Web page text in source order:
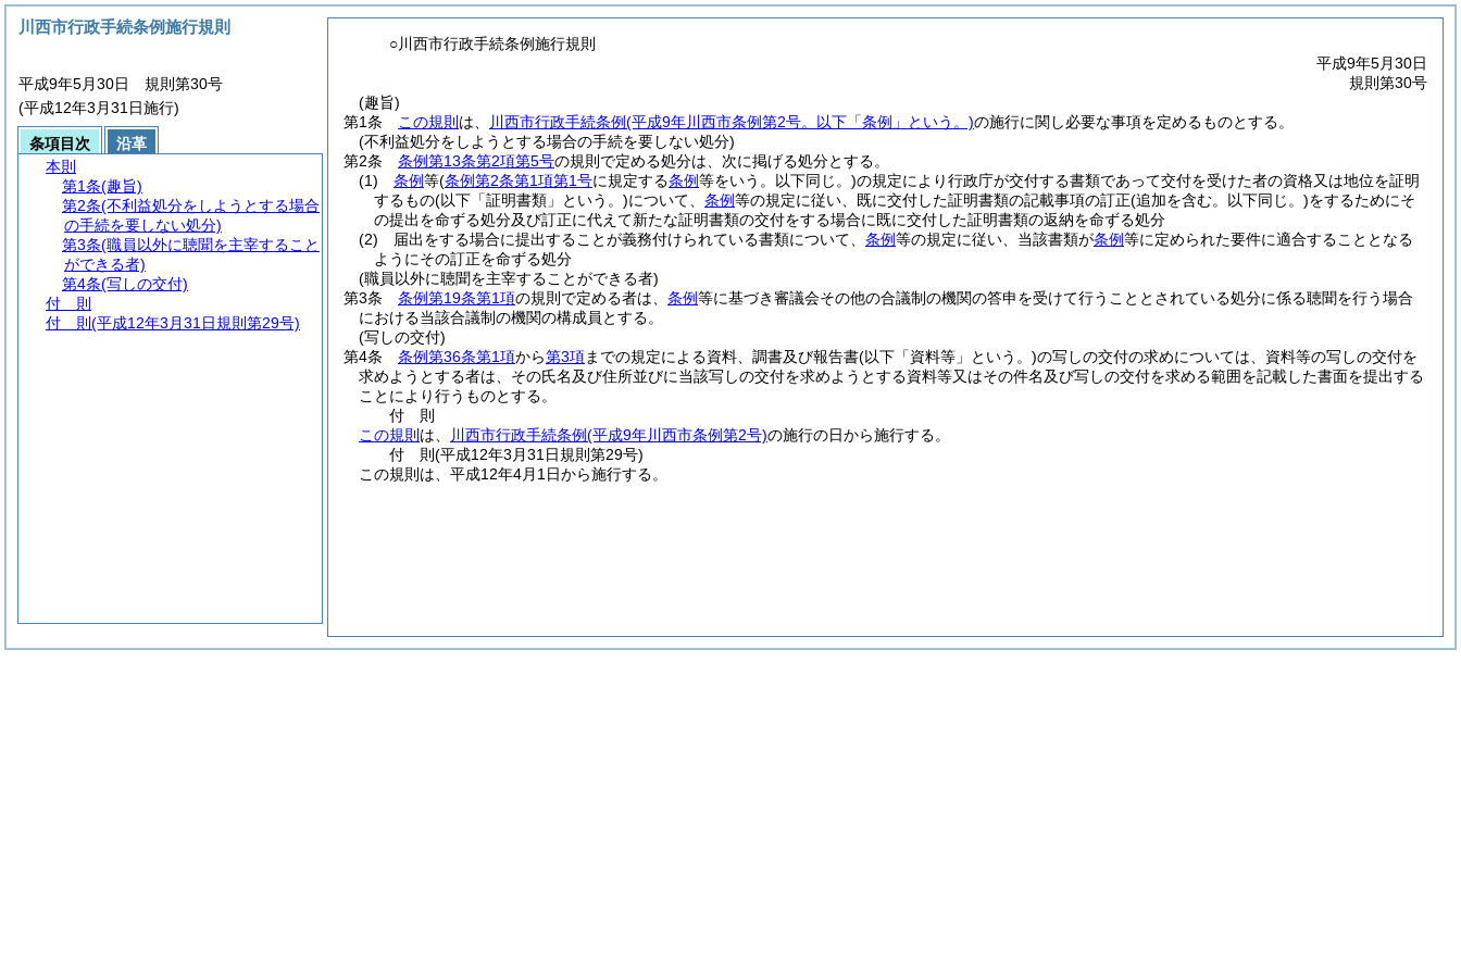
○川西市行政手続条例施行規則
平成9年5月30日
規則第30号
(趣旨)
第1条
この規則 は、 川西市行政手続条例(平成9年川西市条例第2号。以下「条例」という。)の施行に関し必要な事項を定めるものとする。
(不利益処分をしようとする場合の手続を要しない処分)
第2条
条例第13条第2項第5号の規則で定める処分は、次に掲げる処分とする。
(1)
条例等(条例第2条第1項第1号に規定する条例等をいう。以下同じ。)の規定により行政庁が交付する書類であって交付を受けた者の資格又は地位を証明
するもの(以下「証明書類」という。)について、 条例等の規定に従い、既に交付した証明書類の記載事項の訂正(追加を含む。以下同じ。)をするためにそ
の提出を命ずる処分及び訂正に代えて新たな証明書類の交付をする場合に既に交付した証明書類の返納を命ずる処分
(2)
届出をする場合に提出することが義務付けられている書類について、 条例等の規定に従い、当該書類が条例等に定められた要件に適合することとなる
ようにその訂正を命ずる処分
(職員以外に聴聞を主宰することができる者)
第3条
条例第19条第1項の規則で定める者は、 条例等に基づき審議会その他の合議制の機関の答申を受けて行うこととされている処分に係る聴聞を行う場合
における当該合議制の機関の構成員とする。
(写しの交付)
第4条
条例第36条第1項から第3項までの規定による資料、調書及び報告書(以下「資料等」という。)の写しの交付の求めについては、資料等の写しの交付を
求めようとする者は、その氏名及び住所並びに当該写しの交付を求めようとする資料等又はその件名及び写しの交付を求める範囲を記載した書面を提出する
ことにより行うものとする。
付 則
この規則 は、 川西市行政手続条例(平成9年川西市条例第2号)の施行の日から施行する。
付 則(平成12年3月31日規則第29号)
この規則は、平成12年4月1日から施行する。
川西市行政手続条例施行規則
平成9年5月30日 規則第30号
(平成12年3月31日施行)
条項目次
沿革
本則
第1条(趣旨)
第2条(不利益処分をしようとする場合
の手続を要しない処分)
第3条(職員以外に聴聞を主宰すること
ができる者)
第4条(写しの交付)
付 則
付 則 (平成12年3月31日規則第29号)